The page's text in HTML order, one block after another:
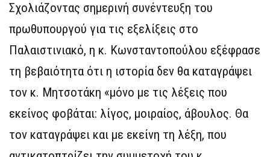
Σχολιάζοντας σημερινή συνέντευξη του
πρωθυπουργού για τις εξελίξεις στο
Παλαιστινιακό, η κ. Κωνσταντοπούλου εξέφρασε
τη βεβαιότητα ότι η ιστορία δεν θα καταγράψει
τον κ. Μητσοτάκη «μόνο με τις λέξεις που
εκείνος φοβάται: λίγος, μοιραίος, άβουλος. Θα
τον καταγράψει και με εκείνη τη λέξη, που